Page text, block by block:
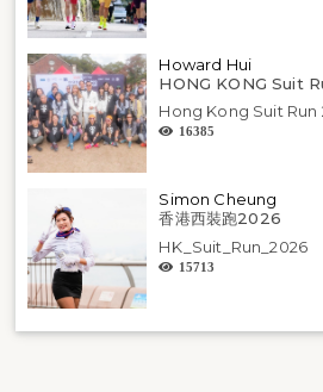
Howard Hui
HONG KONG Suit
Hong Kong Suit Run
16385
Simon Cheung
香港西裝跑2026
HK_Suit_Run_2026
15713